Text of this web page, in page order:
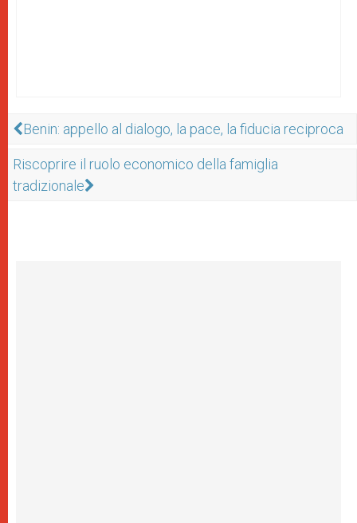
Benin: appello al dialogo, la pace, la fiducia reciproca
Riscoprire il ruolo economico della famiglia
tradizionale